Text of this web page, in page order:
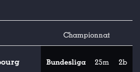
Championnat
Bundesliga 25m 2b